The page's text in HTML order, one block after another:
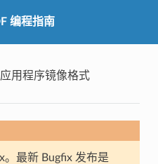
编程指南
应用程序镜像格式
。最新 Bugfix 发布是